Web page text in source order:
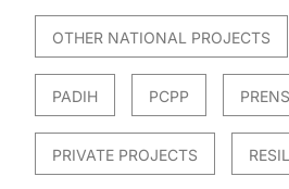
OTHER NATIONAL PROJECTS
PADIH PCPP
PRIVATE PROJECTS